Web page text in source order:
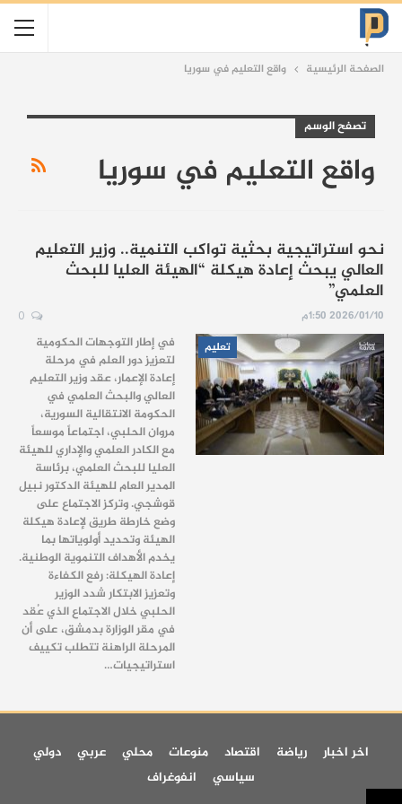
الصفحة الرئيسية واقع التعليم في سوريا
تصفح الوسم
واقع التعليم في سوريا
نحو استراتيجية بحثية تواكب التنمية.. وزير التعليم
العالي يبحث إعادة هيكلة “الهيئة العليا للبحث
العلمي”
2026/01/10 1:50م
تعليم
في إطار التوجهات الحكومية
لتعزيز دور العلم في مرحلة
إعادة الإعمار، عقد وزير التعليم
العالي والبحث العلمي في
الحكومة الانتقالية السورية،
مروان الحلبي، اجتماعاً موسعاً
مع الكادر العلمي والإداري للهيئة
العليا للبحث العلمي، برئاسة
المدير العام للهيئة الدكتور نبيل
قوشجي. وتركز الاجتماع على
وضع خارطة طريق لإعادة هيكلة
الهيئة وتحديد أولوياتها بما
يخدم الأهداف التنموية الوطنية.
إعادة الهيكلة: رفع الكفاءة
وتعزيز الابتكار شدد الوزير
الحلبي خلال الاجتماع الذي عُقد
في مقر الوزارة بدمشق، على أن
المرحلة الراهنة تتطلب تكييف
استراتيجيات…
اخر اخبار رياضة اقتصاد منوعات محلي عربي
دولي
سياسي
انفوغراف